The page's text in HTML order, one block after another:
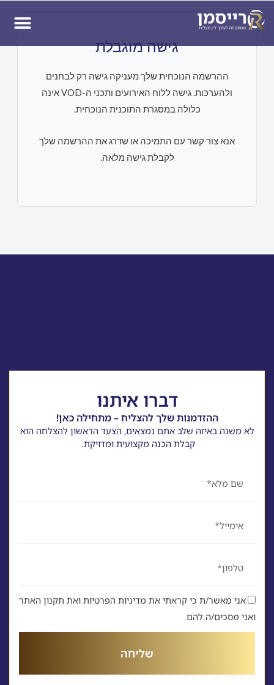
גישה מוגבלת
ההרשמה הנוכחית שלך מעניקה גישה רק לבחנים
ולהערכות. גישה ללוח האירועים ותכני ה-VOD אינה
כלולה במסגרת התוכנית הנוכחית.
אנא צור קשר עם התמיכה או שדרג את ההרשמה שלך
לקבלת גישה מלאה.
דברו איתנו
ההזדמנות שלך להצליח – מתחילה כאן!
לא משנה באיזה שלב אתם נמצאים, הצעד הראשון להצלחה הוא
קבלת הכנה מקצועית ומדויקת.
אני מאשר/ת כי קראתי את מדיניות הפרטיות ואת תקנון האתר
ואני מסכים/ה להם.
שליחה